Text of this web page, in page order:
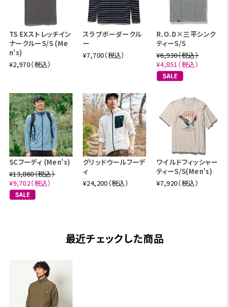
TS EXストレッチイン
ナークルーS/S (Me
n's)
¥2,970（税込）
スラブボーダークル
ー
¥7,700（税込）
R.O.D×三平シンク
ティーS/S
¥6,930（税込）
¥4,851（税込）
SCフーディ (Men's)
¥13,860（税込）
¥9,702（税込）
グリッドウールフーデ
ィ
¥24,200（税込）
ワイルドフィッシャー
ティーS/S(Men's)
¥7,920（税込）
最近チェックした商品